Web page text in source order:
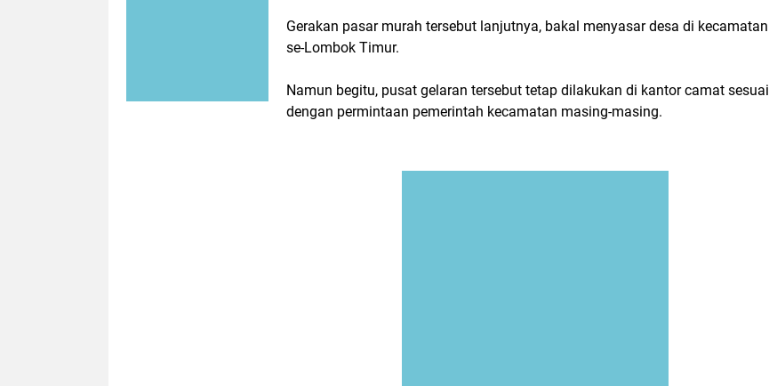
Gerakan pasar murah tersebut lanjutnya, bakal menyasar desa di kecamatan
se-Lombok Timur.
Namun begitu, pusat gelaran tersebut tetap dilakukan di kantor camat sesuai
dengan permintaan pemerintah kecamatan masing-masing.